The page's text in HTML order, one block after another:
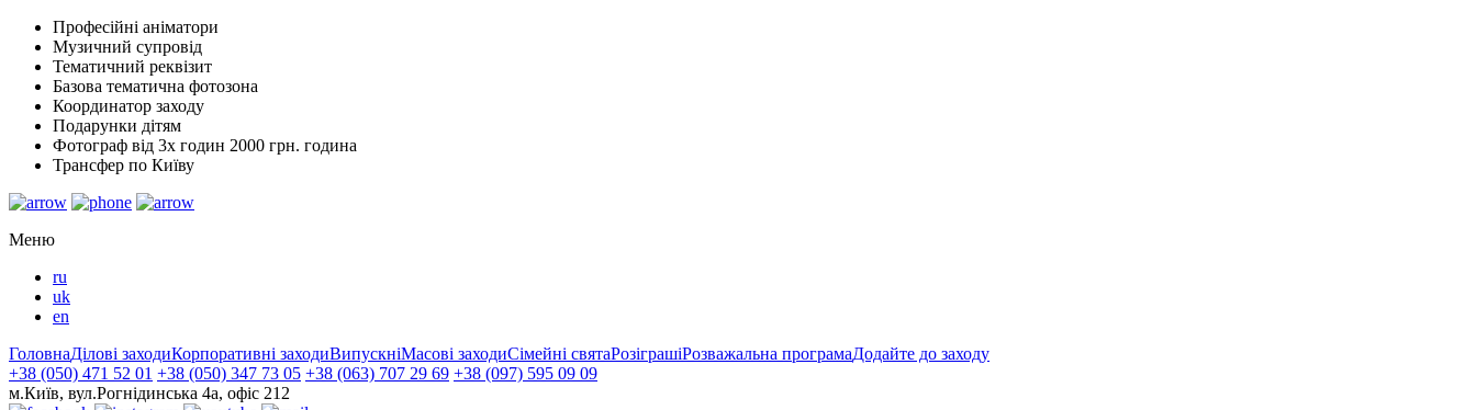
Професійні аніматори
Музичний супровід
Тематичний реквізит
Базова тематична фотозона
Координатор заходу
Подарунки дітям
Фотограф від 3х годин 2000 грн. година
Трансфер по Київу
Меню
ru
uk
en
ГоловнаДілові заходиКорпоративні заходиВипускніМасові заходиСімейні святаРозіграшіРозважальна програмаДодайте до заходу
+38 (050) 471 52 01 +38 (050) 347 73 05 +38 (063) 707 29 69 +38 (097) 595 09 09
м.Київ, вул.Рогнідинська 4а, офіс 212